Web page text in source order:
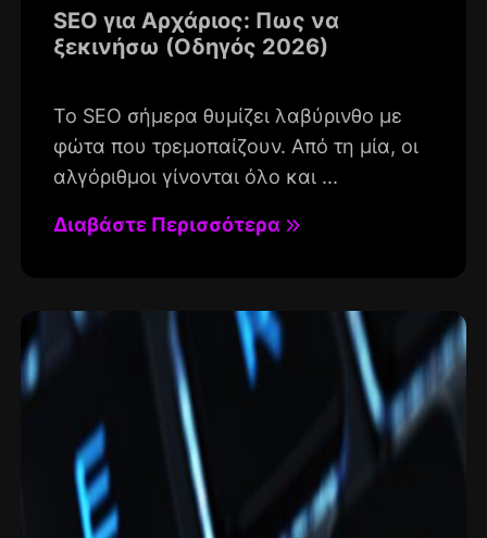
SEO για Αρχάριος: Πως να
ξεκινήσω (Οδηγός 2026)
Το SEO σήμερα θυμίζει λαβύρινθο με
φώτα που τρεμοπαίζουν. Από τη μία, οι
αλγόριθμοι γίνονται όλο και ...
Διαβάστε Περισσότερα